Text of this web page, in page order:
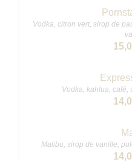
Vodka, citron vert, sirop de
Vodka, kahlua, café,
Malibu, sirop de vanille,